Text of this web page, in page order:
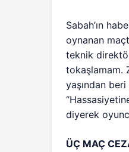
Sabah’ın
oynanan
teknik
tokaşlamam.
yaşından
diyerek
ÜÇ MAÇ